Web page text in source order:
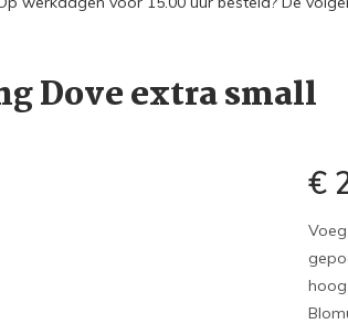
Dove extra small
€